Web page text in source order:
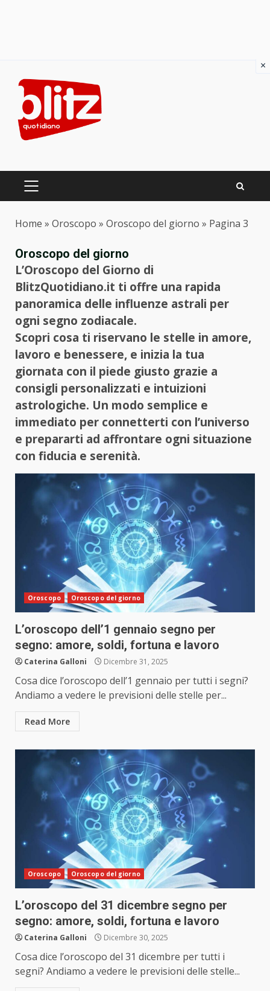
content
PRIMARY
Home » Oroscopo » Oroscopo del giorno » Pagina 3
Oroscopo del giorno
L’Oroscopo del Giorno di
BlitzQuotidiano.it ti offre una rapida
panoramica delle influenze astrali per
ogni segno zodiacale.
Scopri cosa ti riservano le stelle in amore,
lavoro e benessere, e inizia la tua
giornata con il piede giusto grazie a
consigli personalizzati e intuizioni
astrologiche. Un modo semplice e
immediato per connetterti con l’universo
e prepararti ad affrontare ogni situazione
con fiducia e serenità.
Oroscopo Oroscopo del giorno
L’oroscopo dell’1 gennaio segno per
segno: amore, soldi, fortuna e lavoro
Caterina Galloni Dicembre 31, 2025
Cosa dice l’oroscopo dell’1 gennaio per tutti i segni?
Andiamo a vedere le previsioni delle stelle per...
Read More
Oroscopo Oroscopo del giorno
L’oroscopo del 31 dicembre segno per
segno: amore, soldi, fortuna e lavoro
Caterina Galloni Dicembre 30, 2025
Cosa dice l’oroscopo del 31 dicembre per tutti i
segni? Andiamo a vedere le previsioni delle stelle...
×